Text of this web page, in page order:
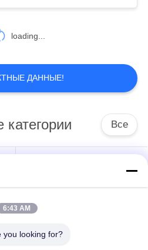
loading...
ДАННЫЕ!
Все
Умный
приводы
6:43 AM
you looking for?